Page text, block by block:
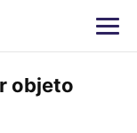
objeto